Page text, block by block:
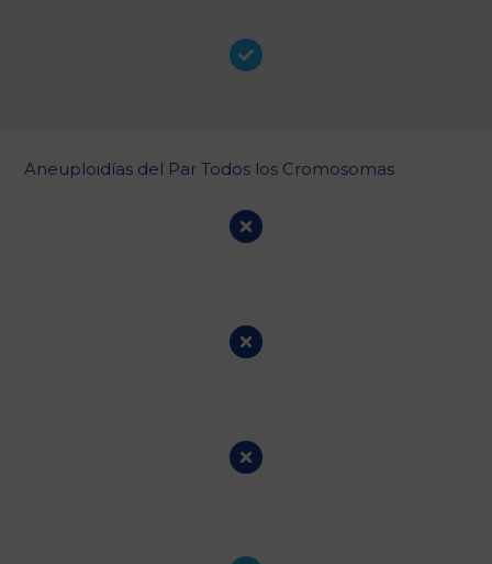
Aneuploidías del Par Todos los Cromosomas